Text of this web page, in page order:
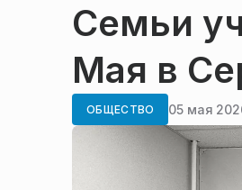
Семьи
Мая в
ОБЩЕСТВО 05 мая